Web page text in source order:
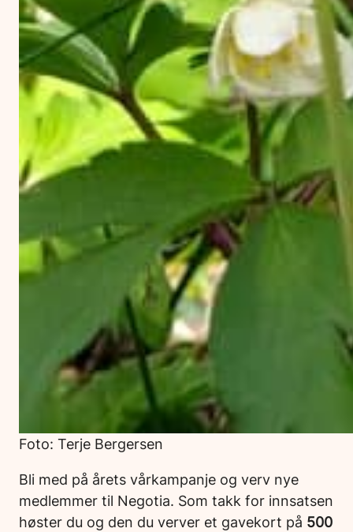
Foto: Terje Bergersen
Bli med på årets vårkampanje og verv nye
medlemmer til Negotia. Som takk for innsatsen
høster du og den du verver et gavekort på 500